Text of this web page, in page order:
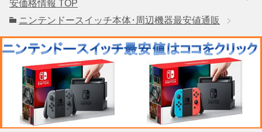
安価格情報 TOP
ニンテンドースイッチ本体･周辺機器最安値通販